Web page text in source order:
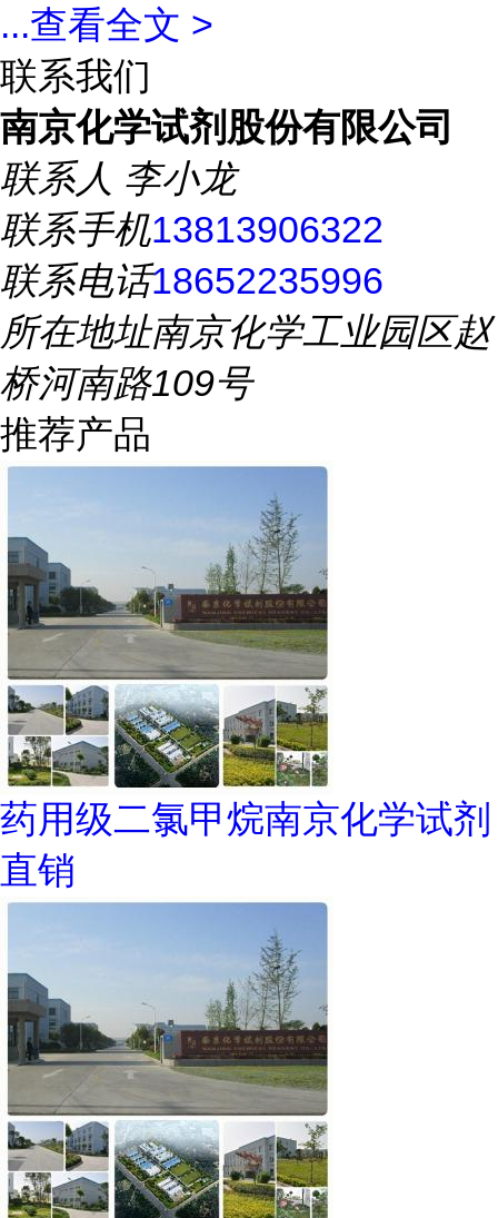
...查看全文 >
联系我们
南京化学试剂股份有限公司
联系人 李小龙
联系手机13813906322
联系电话18652235996
所在地址南京化学工业园区赵
桥河南路109号
推荐产品
药用级二氯甲烷南京化学试剂
直销